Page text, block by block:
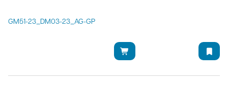
GM51-23_DM03-23_AG-GP